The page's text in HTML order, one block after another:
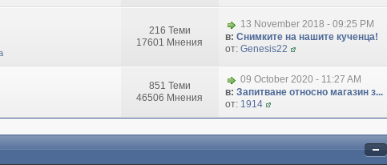
216 Теми
17601 Мнения
13 November 2018 - 09:25 PM
в: Снимките на нашите кученца!
от: Genesis22
851 Теми
46506 Мнения
09 October 2020 - 11:27 AM
в: Запитване относно магазин з...
от: 1914